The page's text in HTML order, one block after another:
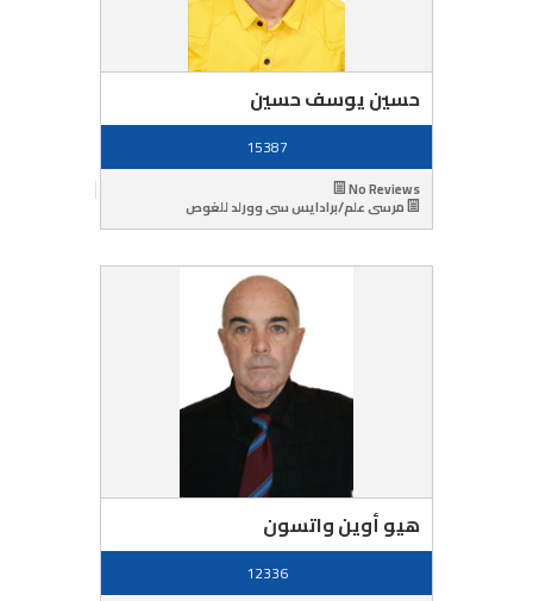
حسين يوسف حسين
15387
No Reviews
مرسى علم/برادايس سى وورلد للغوص
هيو أوين واتسون
12336